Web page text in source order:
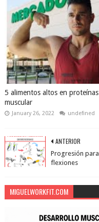
5 alimentos altos en
muscular
January 26, 2022 undefined
ANTERIOR
Progresión
flexiones
MIGUELWORKFIT.COM